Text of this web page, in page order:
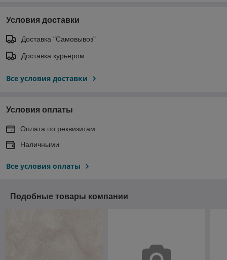
Условия доставки
Доставка "Самовывоз"
Доставка курьером
Все условия доставки
Условия оплаты
Оплата по реквизитам
Наличными
Все условия оплаты
Подобные товары компании